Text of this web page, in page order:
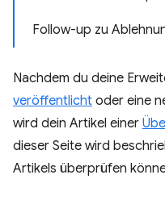
Follow-up zu
Nachdem du deine
veröffentlicht oder eine
wird dein Artikel einer
dieser Seite wird
Artikels überprüfen